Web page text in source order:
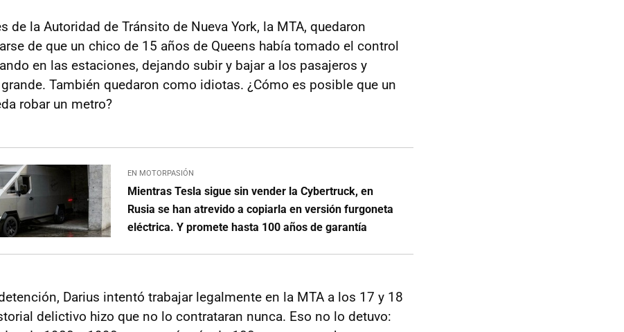
de la Autoridad de Tránsito de Nueva York, la MTA, quedaron
de que un chico de 15 años de Queens había tomado el control
en las estaciones, dejando subir y bajar a los pasajeros y
También quedaron como idiotas. ¿Cómo es posible que un
robar un metro?
EN MOTORPASIÓN
Mientras Tesla sigue sin vender la Cybertruck, en
Rusia se han atrevido a copiarla en versión furgoneta
eléctrica. Y promete hasta 100 años de garantía
Darius intentó trabajar legalmente en la MTA a los 17 y 18
delictivo hizo que no lo contrataran nunca. Eso no lo detuvo: